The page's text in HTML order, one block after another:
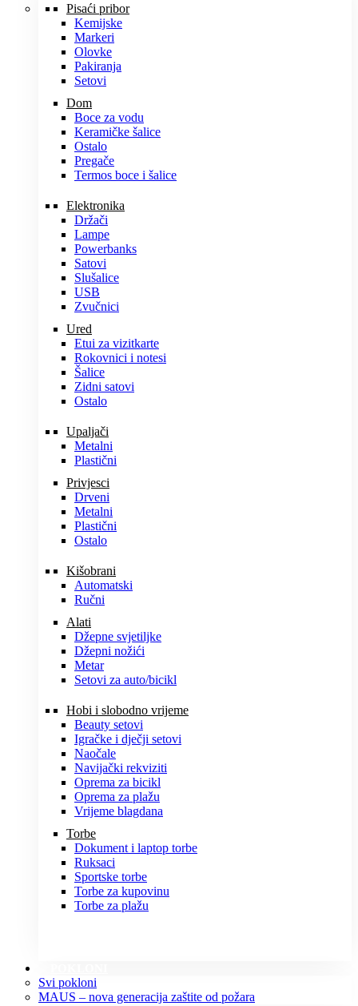
Pisaći pribor
Kemijske
Markeri
Olovke
Pakiranja
Setovi
Dom
Boce za vodu
Keramičke šalice
Ostalo
Pregače
Termos boce i šalice
Elektronika
Držači
Lampe
Powerbanks
Satovi
Slušalice
USB
Zvučnici
Ured
Etui za vizitkarte
Rokovnici i notesi
Šalice
Zidni satovi
Ostalo
Upaljači
Metalni
Plastični
Privjesci
Drveni
Metalni
Plastični
Ostalo
Kišobrani
Automatski
Ručni
Alati
Džepne svjetiljke
Džepni nožići
Metar
Setovi za auto/bicikl
Hobi i slobodno vrijeme
Beauty setovi
Igračke i dječji setovi
Naočale
Navijački rekviziti
Oprema za bicikl
Oprema za plažu
Vrijeme blagdana
Torbe
Dokument i laptop torbe
Ruksaci
Sportske torbe
Torbe za kupovinu
Torbe za plažu
Svi pokloni
MAUS – nova generacija zaštite od požara